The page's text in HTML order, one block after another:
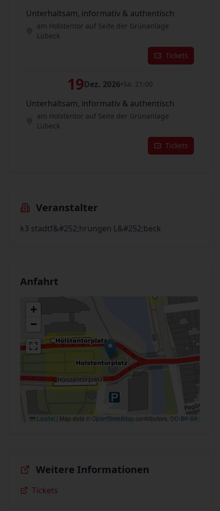
Unterhaltsam, informativ & authentisch
am Holstentor auf Seite der Grünanlage
Lübeck
Tickets
19Dez. 2026•Sa. 21:00
Unterhaltsam, informativ & authentisch
am Holstentor auf Seite der Grünanlage
Lübeck
Tickets
Veranstalter
k3 stadtf&#252;hrungen L&#252;beck
Anfahrt
+
−
Leaflet | Map data © OpenStreetMap contributors, CC-BY-SA
Weitere Informationen
Tickets